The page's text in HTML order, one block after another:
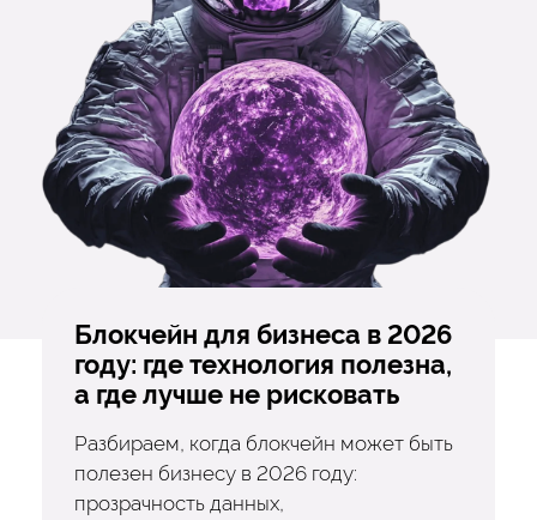
Блокчейн для бизнеса в 2026
году: где технология полезна,
а где лучше не рисковать
Разбираем, когда блокчейн может быть
полезен бизнесу в 2026 году:
прозрачность данных,